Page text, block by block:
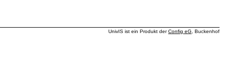
UnivIS ist ein Produkt derConfig eG , Buckenhof